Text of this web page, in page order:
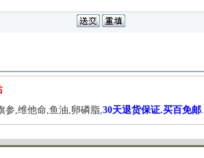
参,维他命,鱼油,卵磷脂,30天退货保证.买百免邮.